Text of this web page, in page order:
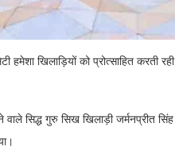
हमेशा खिलाड़ियों को प्रोत्साहित करती
सिद्ध गुरु सिख खिलाड़ी जर्मनप्रीत